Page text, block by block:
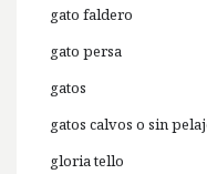
gato faldero
gato persa
gatos
gatos calvos o sin
gloria tello